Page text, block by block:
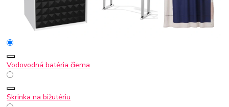
Vodovodná batéria čierna
Skrinka na bižutériu